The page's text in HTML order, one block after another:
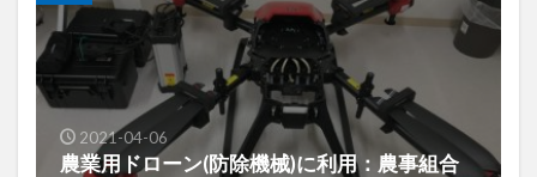
2021-04-06
農業用ドローン(防除機械)に利用：農事組合